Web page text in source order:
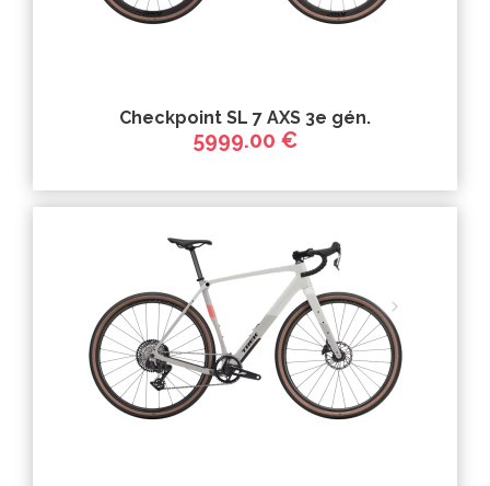
Checkpoint SL 7 AXS 3e gén.
5999.00 €